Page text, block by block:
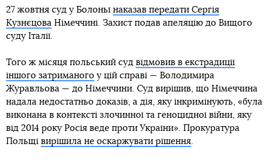
27 жовтня суд у Болоньї наказав передати Сергія
Кузнєцова Німеччині. Захист подав апеляцію до Вищого
суду Італії.
Того ж місяця польський суд відмовив в екстрадиції
іншого затриманого у цій справі — Володимира
Журавльова — до Німеччини. Суд вирішив, що Німеччина
надала недостатньо доказів, а дія, яку інкримінують, «була
виконана в контексті злочинної та геноцидної війни, яку
від 2014 року Росія веде проти України». Прокуратура
Польщі вирішила не оскаржувати рішення